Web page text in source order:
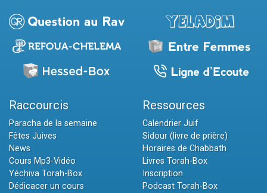
Raccourcis
Paracha de la semaine
Fêtes Juives
News
Cours Mp3-Vidéo
Yéchiva Torah-Box
Dédicacer un cours
Ressources
Calendrier Juif
Sidour (livre de prière)
Horaires de Chabbath
Livres Torah-Box
Inscription
Podcast Torah-Box